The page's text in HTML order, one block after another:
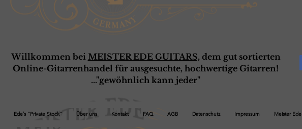
Willkommen bei MEISTER EDE GUITARS, dem gut sortierten
Online-Gitarrenhandel für ausgesuchte, hochwertige Gitarren!
..."gewöhnlich kann jeder"
Ede`s "Private Stock" Über uns Kontakt FAQ AGB Datenschutz Impressum Meister Ede